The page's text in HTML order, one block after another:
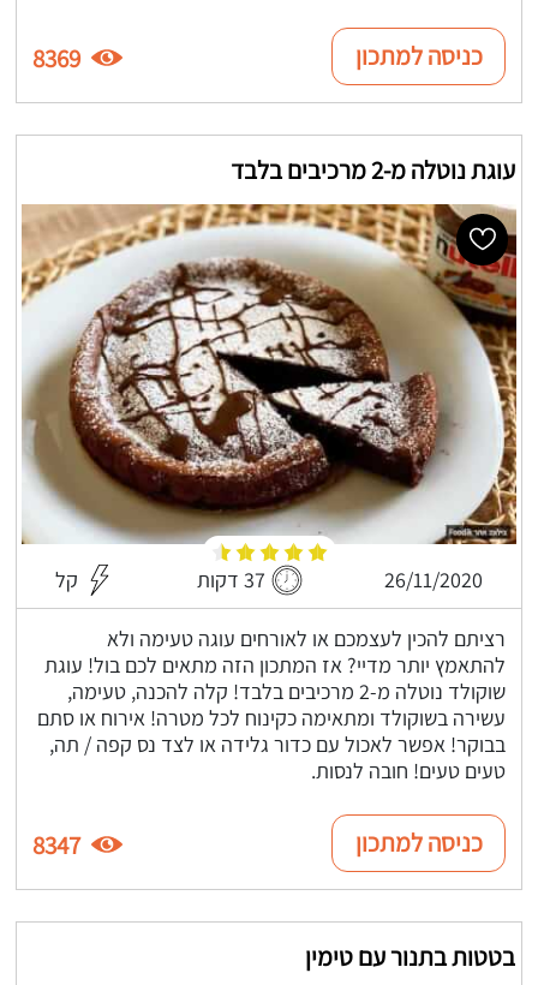
כניסה למתכון 8369
עוגת נוטלה מ-2 מרכיבים בלבד
26/11/2020 37 דקות קל
רציתם להכין לעצמכם או לאורחים עוגה טעימה ולא
להתאמץ יותר מדיי? אז המתכון הזה מתאים לכם בול! עוגת
שוקולד נוטלה מ-2 מרכיבים בלבד! קלה להכנה, טעימה,
עשירה בשוקולד ומתאימה כקינוח לכל מטרה! אירוח או סתם
בבוקר! אפשר לאכול עם כדור גלידה או לצד נס קפה / תה,
טעים טעים! חובה לנסות.
כניסה למתכון 8347
בטטות בתנור עם טימין